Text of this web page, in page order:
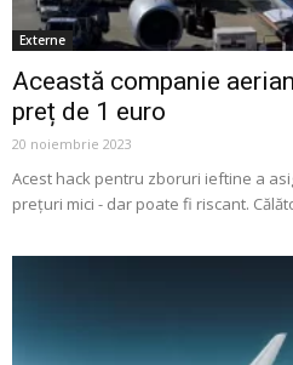
Externe
Această companie
preț de 1 euro
20 noiembrie 2023
Acest hack pentru zboruri ieftine a
prețuri mici - dar poate fi riscant.